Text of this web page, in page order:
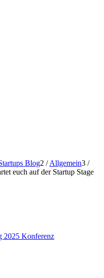
2025 Konferenz
Blog2 / Allgemein3 /
euch auf der Startup Stage